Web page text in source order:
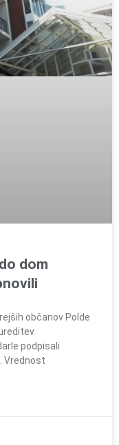
dom
občanov Polde
podpisali
Vrednost